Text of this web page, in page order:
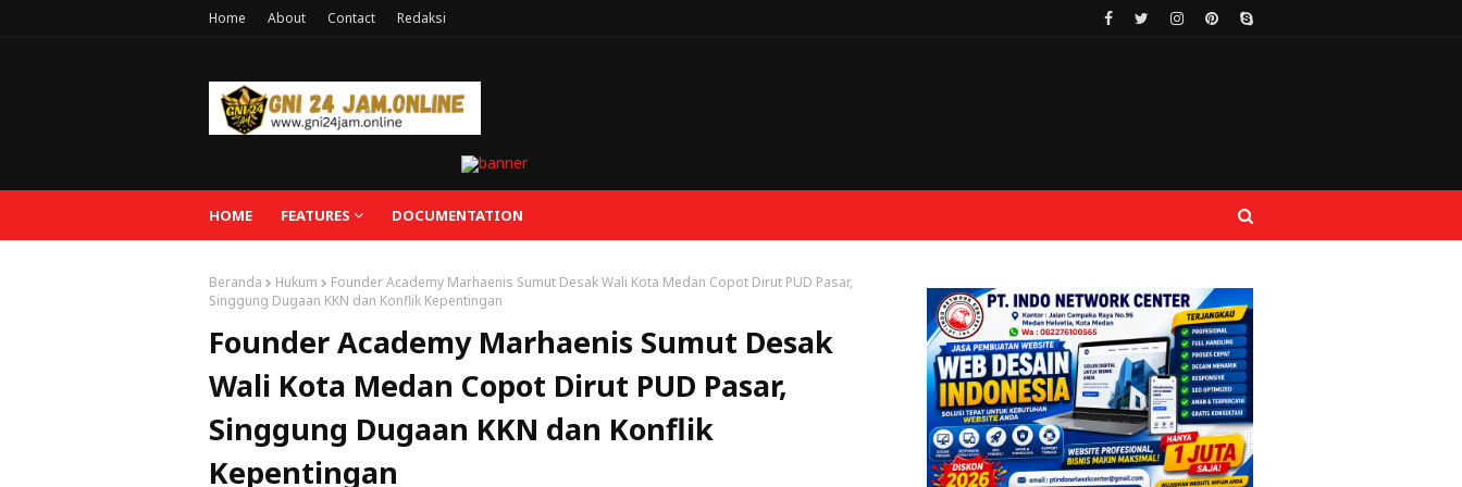
Home About Contact Redaksi
HOME FEATURES DOCUMENTATION
Beranda Hukum
Founder Academy Marhaenis Sumut Desak Wali Kota Medan Copot Dirut PUD Pasar,
Singgung Dugaan KKN dan Konflik Kepentingan
Founder Academy Marhaenis Sumut Desak
Wali Kota Medan Copot Dirut PUD Pasar,
Singgung Dugaan KKN dan Konflik
Kepentingan